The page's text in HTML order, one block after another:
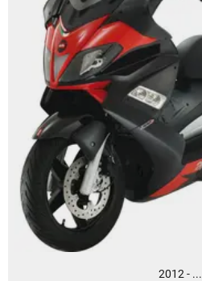
2012 - ...